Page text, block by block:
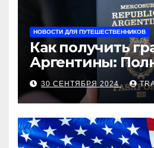
НОВОСТИ ДЛЯ ПУТЕШЕСТВЕННИКОВ
Как получить
Аргентины:
руководство
30 СЕНТЯБРЯ 2024